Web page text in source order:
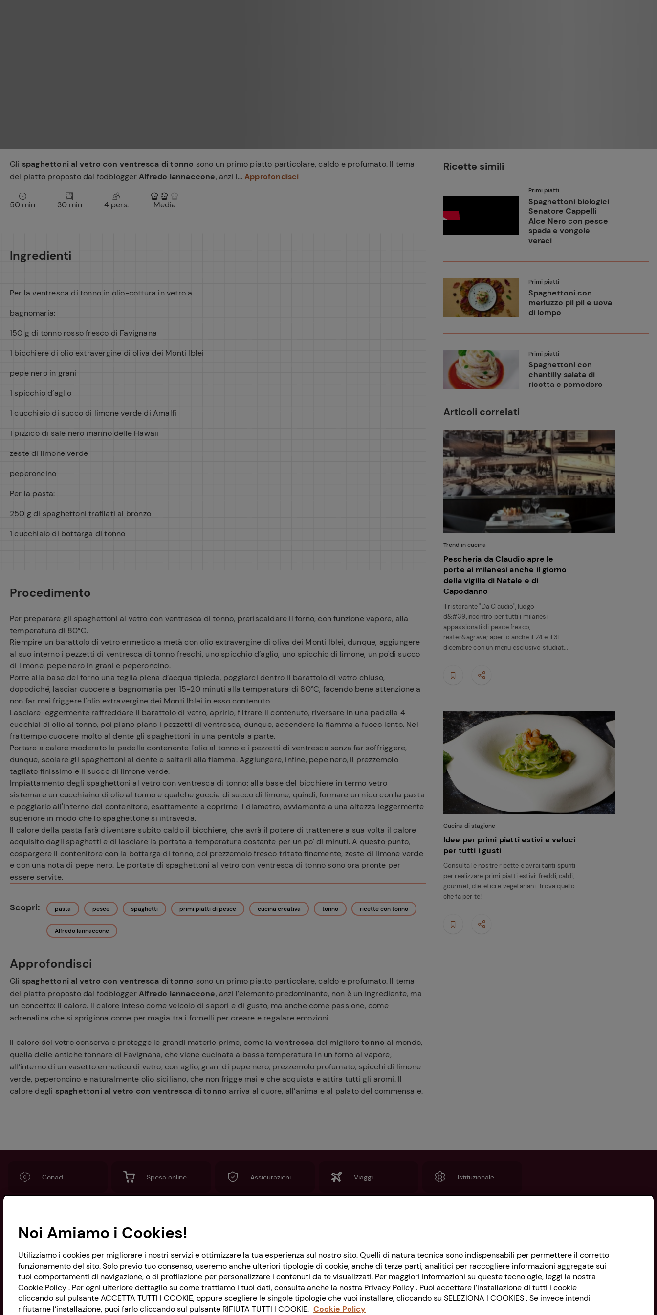
Gli spaghettoni al vetro con ventresca di tonno sono un primo piatto particolare, caldo e profumato. Il tema
del piatto proposto dal fodbloggerAlfredo Iannaccone, anzi l...Approfondisci
50 min 30 min 4 pers. Media
Ingredienti
Per la ventresca di tonno in olio-cottura in vetro a
bagnomaria:
150 g di tonno rosso fresco di Favignana
1 bicchiere di olio extravergine di oliva dei Monti Iblei
pepe nero in grani
1 spicchio d’aglio
1 cucchiaio di succo di limone verde di Amalfi
1 pizzico di sale nero marino delle Hawaii
zeste di limone verde
peperoncino
Per la pasta:
250 g di spaghettoni trafilati al bronzo
1 cucchiaio di bottarga di tonno
Procedimento
Per preparare gli spaghettoni al vetro con ventresca di tonno, preriscaldare il forno, con funzione vapore, alla
temperatura di 80°C.
Riempire un barattolo di vetro ermetico a metà con olio extravergine di oliva dei Monti Iblei, dunque, aggiungere
al suo interno i pezzetti di ventresca di tonno freschi, uno spicchio d’aglio, uno spicchio di limone, un po'di succo
di limone, pepe nero in grani e peperoncino.
Porre alla base del forno una teglia piena d’acqua tipieda, poggiarci dentro il barattolo di vetro chiuso,
dopodiché, lasciar cuocere a bagnomaria per 15-20 minuti alla temperatura di 80°C, facendo bene attenzione a
non far mai friggere l'olio extravergine dei Monti Iblei in esso contenuto.
Lasciare leggermente raffreddare il barattolo di vetro, aprirlo, filtrare il contenuto, riversare in una padella 4
cucchiai di olio al tonno, poi piano piano i pezzetti di ventresca, dunque, accendere la fiamma a fuoco lento. Nel
frattempo cuocere molto al dente gli spaghettoni in una pentola a parte.
Portare a calore moderato la padella contenente l'olio al tonno e i pezzetti di ventresca senza far soffriggere,
dunque, scolare gli spaghettoni al dente e saltarli alla fiamma. Aggiungere, infine, pepe nero, il prezzemolo
tagliato finissimo e il succo di limone verde.
Impiattamento degli spaghettoni al vetro con ventresca di tonno: alla base del bicchiere in termo vetro
sistemare un cucchiaino di olio al tonno e qualche goccia di succo di limone, quindi, formare un nido con la pasta
e poggiarlo all'interno del contenitore, esattamente a coprirne il diametro, ovviamente a una altezza leggermente
superiore in modo che lo spaghettone si intraveda.
Il calore della pasta farà diventare subito caldo il bicchiere, che avrà il potere di trattenere a sua volta il calore
acquisito dagli spaghetti e di lasciare la portata a temperatura costante per un po' di minuti. A questo punto,
cospargere il contenitore con la bottarga di tonno, col prezzemolo fresco tritato finemente, zeste di limone verde
e con una nota di pepe nero. Le portate di spaghettoni al vetro con ventresca di tonno sono ora pronte per
essere servite.
Scopri: pasta pesce spaghetti primi piatti di pesce cucina creativa tonno ricette con tonno
Alfredo Iannaccone
Approfondisci
Gli spaghettoni al vetro con ventresca di tonno sono un primo piatto particolare, caldo e profumato. Il tema
del piatto proposto dal fodbloggerAlfredo Iannaccone, anzi l’elemento predominante, non è un ingrediente, ma
un concetto: il calore. Il calore inteso come veicolo di sapori e di gusto, ma anche come passione, come
adrenalina che si sprigiona come per magia tra i fornelli per creare e regalare emozioni.
Il calore del vetro conserva e protegge le grandi materie prime, come la ventresca del miglioretonno al mondo,
quella delle antiche tonnare di Favignana, che viene cucinata a bassa temperatura in un forno al vapore,
all’interno di un vasetto ermetico di vetro, con aglio, grani di pepe nero, prezzemolo profumato, spicchi di limone
verde, peperoncino e naturalmente olio siciliano, che non frigge mai e che acquista e attira tutti gli aromi. Il
calore degli spaghettoni al vetro con ventresca di tonno arriva al cuore, all’anima e al palato del commensale.
Ricette simili
Primi piatti
Spaghettoni biologici
Senatore Cappelli
Alce Nero con pesce
spada e vongole
veraci
Primi piatti
Spaghettoni con
merluzzo pil pil e uova
di lompo
Primi piatti
Spaghettoni con
chantilly salata di
ricotta e pomodoro
Articoli correlati
Trend in cucina
Pescheria da Claudio apre le
porte ai milanesi anche il giorno
della vigilia di Natale e di
Capodanno
Il ristorante "Da Claudio", luogo
d&#39;incontro per tutti i milanesi
appassionati di pesce fresco,
rester&agrave; aperto anche il 24 e il 31
dicembre con un menu esclusivo studiat...
Cucina di stagione
Idee per primi piatti estivi e veloci
per tutti i gusti
Consulta le nostre ricette e avrai tanti spunti
per realizzare primi piatti estivi: freddi, caldi,
gourmet, dietetici e vegetariani. Trova quello
che fa per te!
Conad Spesa online Assicurazioni Viaggi Istituzionale
Privacy Policy
Cookie Policy
Impostazioni Cookie
Accessibilità
CONAD SOCIETÀ COOPERATIVA
Via Michelino, 59 | 40127 BOLOGNA
Codice Fiscale e Registro Imprese
di Bologna 00865960157
PARTITA IVA 03320960374
Servizio clienti
Noi Amiamo i Cookies!
Utilizziamo i cookies per migliorare i nostri servizi e ottimizzare la tua esperienza sul nostro sito. Quelli di natura tecnica sono indispensabili per permettere il corretto
funzionamento del sito. Solo previo tuo consenso, useremo anche ulteriori tipologie di cookie, anche di terze parti, analitici per raccogliere informazioni aggregate sui
tuoi comportamenti di navigazione, o di profilazione per personalizzare i contenuti da te visualizzati. Per maggiori informazioni su queste tecnologie, leggi la nostra
Cookie Policy . Per ogni ulteriore dettaglio su come trattiamo i tuoi dati, consulta anche la nostra Privacy Policy . Puoi accettare l’installazione di tutti i cookie
cliccando sul pulsante ACCETTA TUTTI I COOKIE, oppure scegliere le singole tipologie che vuoi installare, cliccando su SELEZIONA I COOKIES . Se invece intendi
rifiutarne l’installazione, puoi farlo cliccando sul pulsante RIFIUTA TUTTI I COOKIE. Cookie Policy